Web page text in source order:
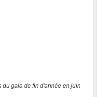
du gala de fin d'année en juin